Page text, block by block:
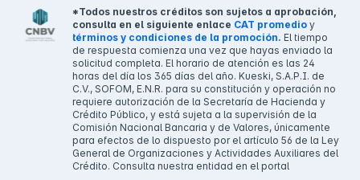
*Todos nuestros créditos son sujetos a aprobación,
consulta en el siguiente enlace CAT promedio y
términos y condiciones de la promoción. El tiempo
de respuesta comienza una vez que hayas enviado la
solicitud completa. El horario de atención es las 24
horas del día los 365 días del año. Kueski, S.A.P.I. de
C.V., SOFOM, E.N.R. para su constitución y operación no
requiere autorización de la Secretaría de Hacienda y
Crédito Público, y está sujeta a la supervisión de la
Comisión Nacional Bancaria y de Valores, únicamente
para efectos de lo dispuesto por el artículo 56 de la Ley
General de Organizaciones y Actividades Auxiliares del
Crédito. Consulta nuestra entidad en el portal